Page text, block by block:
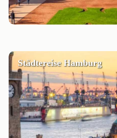
Städtereise Hamburg